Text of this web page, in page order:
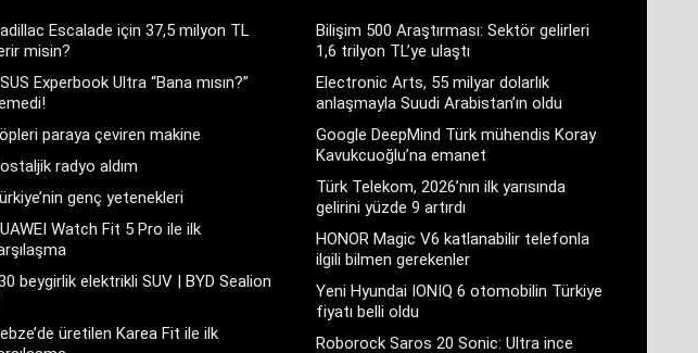
Escalade için 37,5 milyon TL
misin?
Experbook Ultra “Bana mısın?”
paraya çeviren makine
radyo aldım
genç yetenekleri
Watch Fit 5 Pro ile ilk
beygirlik elektrikli SUV | BYD Sealion
üretilen Karea Fit ile ilk
Bilişim 500 Araştırması: Sektör gelirleri
1,6 trilyon TL’ye ulaştı
Electronic Arts, 55 milyar dolarlık
anlaşmayla Suudi Arabistan’ın oldu
Google DeepMind Türk mühendis Koray
Kavukcuoğlu’na emanet
Türk Telekom, 2026’nın ilk yarısında
gelirini yüzde 9 artırdı
HONOR Magic V6 katlanabilir telefonla
ilgili bilmen gerekenler
Yeni Hyundai IONIQ 6 otomobilin Türkiye
fiyatı belli oldu
Roborock Saros 20 Sonic: Ultra ince